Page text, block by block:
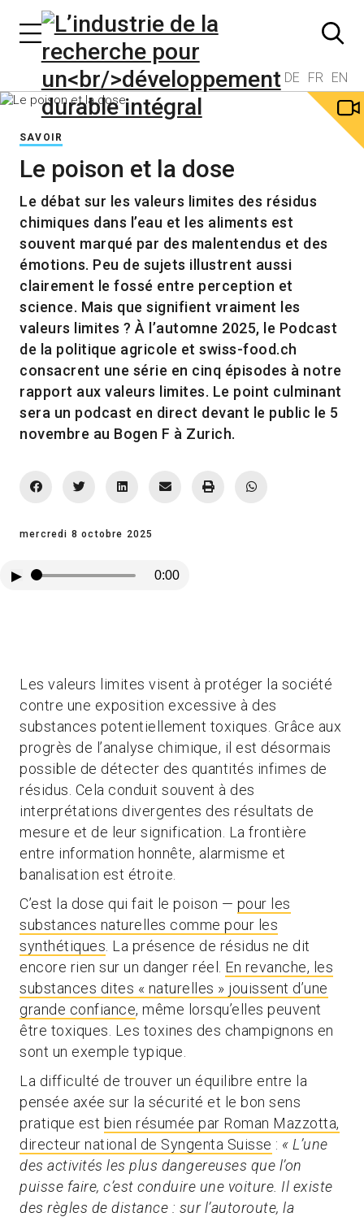
DE FR EN
SAVOIR
Le poison et la dose
Le débat sur les valeurs limites des résidus
chimiques dans l’eau et les aliments est
souvent marqué par des malentendus et des
émotions. Peu de sujets illustrent aussi
clairement le fossé entre perception et
science. Mais que signifient vraiment les
valeurs limites ? À l’automne 2025, le Podcast
de la politique agricole et swiss-food.ch
consacrent une série en cinq épisodes à notre
rapport aux valeurs limites. Le point culminant
sera un podcast en direct devant le public le 5
novembre au Bogen F à Zurich.
mercredi 8 octobre 2025
▶ 0:00
Les valeurs limites visent à protéger la société
contre une exposition excessive à des
substances potentiellement toxiques. Grâce aux
progrès de l’analyse chimique, il est désormais
possible de détecter des quantités infimes de
résidus. Cela conduit souvent à des
interprétations divergentes des résultats de
mesure et de leur signification. La frontière
entre information honnête, alarmisme et
banalisation est étroite.
C’est la dose qui fait le poison — pour les
substances naturelles comme pour les
synthétiques . La présence de résidus ne dit
encore rien sur un danger réel. En revanche, les
substances dites « naturelles » jouissent d’une
grande confiance, même lorsqu’elles peuvent
être toxiques. Les toxines des champignons en
sont un exemple typique.
La difficulté de trouver un équilibre entre la
pensée axée sur la sécurité et le bon sens
pratique est bien résumée par Roman Mazzotta,
directeur national de Syngenta Suisse : « L’une
des activités les plus dangereuses que l’on
puisse faire, c’est conduire une voiture. Il existe
des règles de distance : sur l’autoroute, la